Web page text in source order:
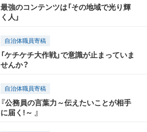
最強のコンテンツは「その地域で光り輝
く人」
自治体職員寄稿
「ケチケチ大作戦」で意識が止まっていま
せんか？
自治体職員寄稿
『公務員の言葉力～伝えたいことが相手
に届く!～ 』